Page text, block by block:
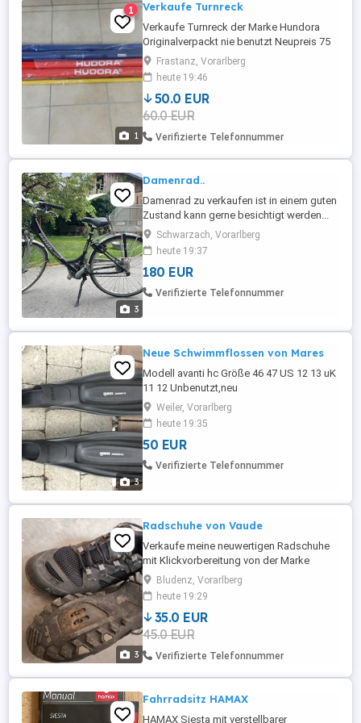
1
1 Verkaufe Turnreck
Verkaufe Turnreck der Marke Hundora
Originalverpackt nie benutzt Neupreis 75
Tel. Nr. 0664 2270975
Frastanz, Vorarlberg
heute 19:46
50.0 EUR
60.0 EUR
Verifizierte Telefonnummer
3
Damenrad..
Damenrad zu verkaufen ist in einem guten
Zustand kann gerne besichtigt werden...
Sattel neu un unbenutzt Servie ist hald zu
machen benötig aber nicht viel!
Schwarzach, Vorarlberg
heute 19:37
180 EUR
Verifizierte Telefonnummer
3
Neue Schwimmflossen von Mares
Modell avanti hc Größe 46 47 US 12 13 uK
11 12 Unbenutzt,neu
Weiler, Vorarlberg
heute 19:35
50 EUR
Verifizierte Telefonnummer
3
Radschuhe von Vaude
Verkaufe meine neuwertigen Radschuhe
mit Klickvorbereitung von der Marke
Vaude Grösse 41. Neupreis 185 Euro.
Bludenz, Vorarlberg
heute 19:29
35.0 EUR
45.0 EUR
Verifizierte Telefonnummer
Fahrradsitz HAMAX
HAMAX Siesta mit verstellbarer